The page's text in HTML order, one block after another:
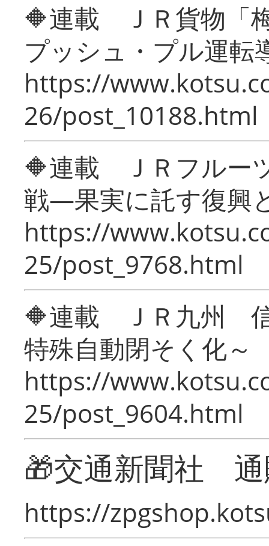
🔶連載 ＪＲ貨物「
プッシュ・プル運転
https://
26/post_10188.html
🔶連載 ＪＲフルー
戦―果実に託す復興
https://
25/post_9768.html
🔶連載 ＪＲ九州 信
特殊自動閉そく化～
https://
25/post_9604.html
🎁交通新聞社
https://